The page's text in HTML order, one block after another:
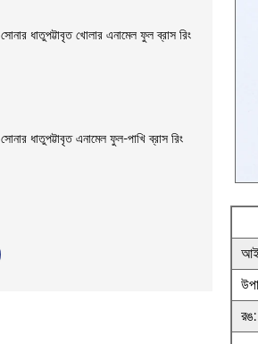
সোনার ধাতুপট্টাবৃত খোলার এনামেল ফুল ব্রাস রিং
সোনার ধাতুপট্টাবৃত এনামেল ফুল-পাখি ব্রাস রিং
রঙ: